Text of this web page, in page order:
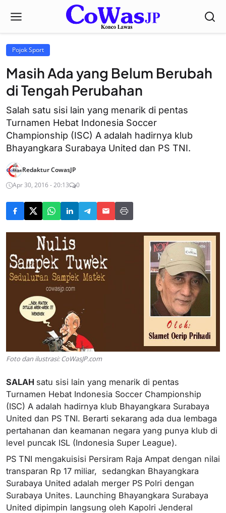
Pojok Sport
Masih Ada yang Belum Berubah
di Tengah Perubahan
Salah satu sisi lain yang menarik di pentas
Turnamen Hebat Indonesia Soccer
Championship (ISC) A adalah hadirnya klub
Bhayangkara Surabaya United dan PS TNI.
Redaktur CowasJP
Apr 30, 2016 - 20:13
0
Foto dan ilustrasi: CoWasJP.com
SALAH satu sisi lain yang menarik di pentas
Turnamen Hebat Indonesia Soccer Championship
(ISC) A adalah hadirnya klub Bhayangkara Surabaya
United dan PS TNI. Berarti sekarang ada dua lembaga
pertahanan dan keamanan negara yang punya klub di
level puncak ISL (Indonesia Super League).
PS TNI mengakuisisi Persiram Raja Ampat dengan nilai
transparan Rp 17 miliar, sedangkan Bhayangkara
Surabaya United adalah merger PS Polri dengan
Surabaya Unites. Launching Bhayangkara Surabaya
United dipimpin langsung oleh Kapolri Jenderal